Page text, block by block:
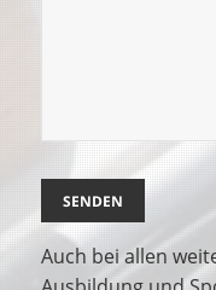
Auch bei allen